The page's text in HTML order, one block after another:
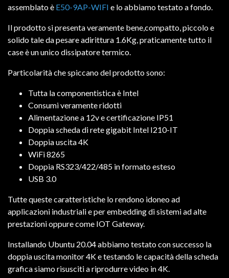
assemblato è E50-9AP-WIFI e lo abbiamo testato a fondo.
Il prodotto si presenta veramente bene,compatto, piccolo e
solido tale da pesare adirittura 1.6Kg, praticamente tutto il
case è un unico dissipatore termico.
Particolarità che spiccano del prodotto sono:
Tutta la componentistica è Intel
Consumi veramente ridotti
Alimentazione a 12v e certificazione IP51
Doppia scheda di rete gigabit Intel I210-IT
Doppia uscita 4K
WiFi 8265
Doppia RS323/422/485 in formato esteso
USB 3.0
Tutte queste caratteristiche lo rendono idoneo ad
applicazioni industriali e per embedding di sistemi ad alte
prestazioni oppure come IOT Gateway.
Installando Ubuntu 20.04 abbiamo testato con successo la
doppia uscita monitor 4K e testando le capacità della scheda
grafica siamo risusciti a riprodurre video in 4K.